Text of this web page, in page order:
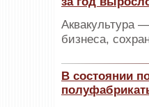
Аквакультура
бизнеса,
В состоянии